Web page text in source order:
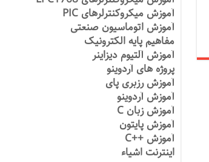
آموزش میکروکنترلرهای PIC
آموزش اتوماسیون صنعتی
مفاهیم پایه الکترونیک
آموزش آلتیوم دیزاینر
پروژه های آردوینو
آموزش رزبری پای
آموزش آردوینو
آموزش زبان C
آموزش پایتون
آموزش ++C
اینترنت اشیاء